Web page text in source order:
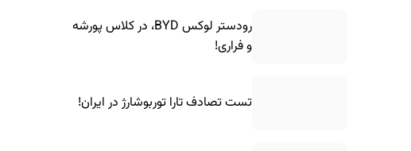
رودستر لوکس BYD، در کلاس پورشه
و فراری!
تست تصادف تارا توربوشارژ در ایران!